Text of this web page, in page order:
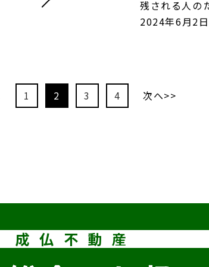
残される人の
2024年6月2日
1 2 3 4 次へ>>
成仏不動産